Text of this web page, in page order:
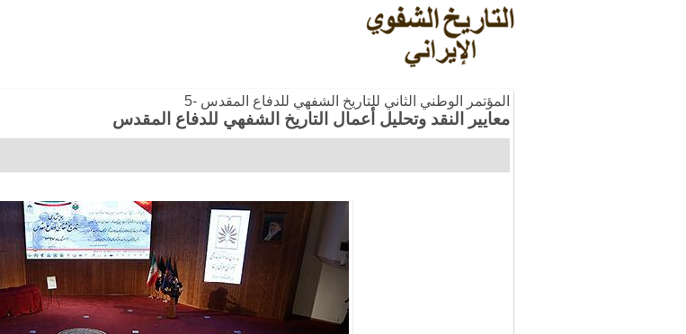
المؤتمر الوطني الثاني للتاريخ الشفهي للدفاع المقدس -5
معايير النقد وتحليل أعمال التاريخ الشفهي للدفاع المقدس